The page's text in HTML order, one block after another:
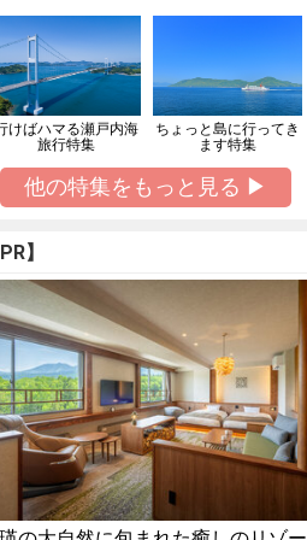
けばハマる瀬戸内海
旅行特集
ちょっと島に行ってき
ます特集
他の特集をもっと見る ▶
】